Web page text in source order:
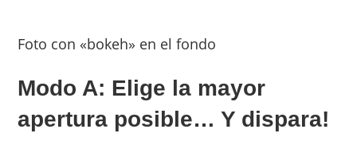
Foto con «bokeh» en el fondo
Modo A: Elige la mayor
apertura posible… Y dispara!